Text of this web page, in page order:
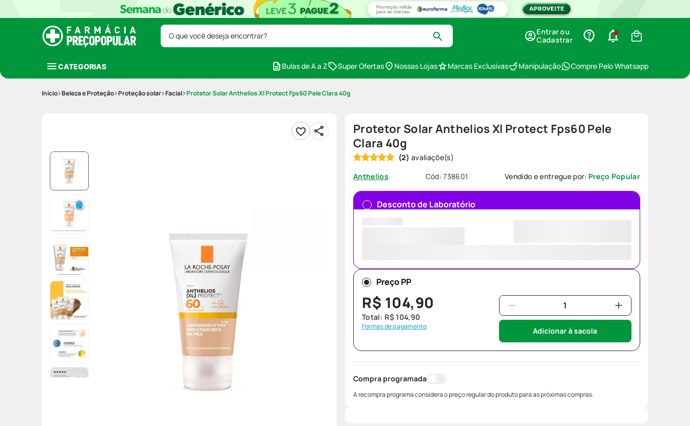
O que você deseja encontrar?
Entrar ou
Cadastrar
CATEGORIAS Bulas de A a Z Super Ofertas Nossas Lojas Marcas Exclusivas Manipulação Compre Pelo Whatsapp
Beleza e Proteção Proteção solar Facial Protetor Solar Anthelios Xl Protect Fps60 Pele Clara 40g
Protetor Solar Anthelios Xl Protect Fps60 Pele
Clara 40g
(2)
Anthelios
Cód:738601 Vendido e entregue por: Preço Popular
Desconto de Laboratório
Preço PP
R$ 104,90
Total: R$ 104,90
Formas de pagamento Adicionar à sacola
Compra programada
A recompra programa considera o preço regular do produto para as próximas compras.